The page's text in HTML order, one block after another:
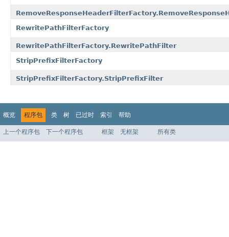
RewritePathFilterFactory
RewritePathFilterFactory.RewritePathFilter
StripPrefixFilterFactory
StripPrefixFilterFactory.StripPrefixFilter
概览 程序包 类 树 已过时 索引 帮助
上一个程序包 下一个程序包 框架 无框架 所有类